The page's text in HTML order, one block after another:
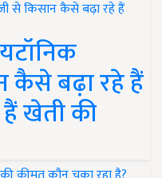
कैसे बढ़ा रहे हैं
खेती की